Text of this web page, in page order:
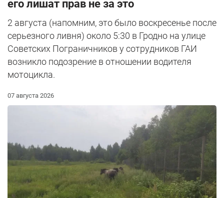
его лишат прав не за это
2 августа (напомним, это было воскресенье после
серьезного ливня) около 5:30 в Гродно на улице
Советских Пограничников у сотрудников ГАИ
возникло подозрение в отношении водителя
мотоцикла.
07 августа 2026